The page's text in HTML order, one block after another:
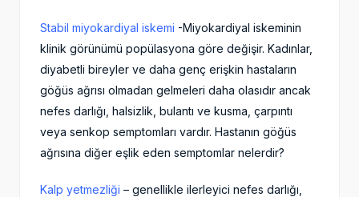
Stabil miyokardiyal iskemi -Miyokardiyal iskeminin
klinik görünümü popülasyona göre değişir. Kadınlar,
diyabetli bireyler ve daha genç erişkin hastaların
göğüs ağrısı olmadan gelmeleri daha olasıdır ancak
nefes darlığı, halsizlik, bulantı ve kusma, çarpıntı
veya senkop semptomları vardır. Hastanın göğüs
ağrısına diğer eşlik eden semptomlar nelerdir?
Kalp yetmezliği – genellikle ilerleyici nefes darlığı,